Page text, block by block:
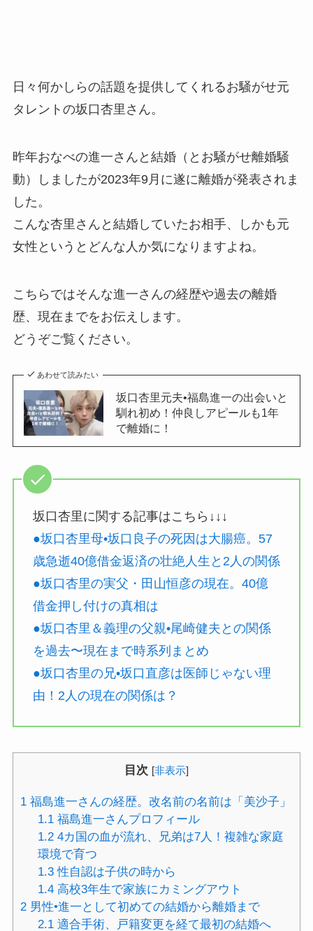
日々何かしらの話題を提供してくれるお騒がせ元
タレントの坂口杏里さん。
昨年おなべの進一さんと結婚（とお騒がせ離婚騒
動）しましたが2023年9月に遂に離婚が発表されま
した。
こんな杏里さんと結婚していたお相手、しかも元
女性というとどんな人か気になりますよね。
こちらではそんな進一さんの経歴や過去の離婚
歴、現在までをお伝えします。
どうぞご覧ください。
あわせて読みたい
坂口杏里元夫•福島進一の出会いと
馴れ初め！仲良しアピールも1年
で離婚に！
坂口杏里に関する記事はこちら↓↓↓
●坂口杏里母•坂口良子の死因は大腸癌。57
歳急逝40億借金返済の壮絶人生と2人の関係
●坂口杏里の実父・田山恒彦の現在。40億
借金押し付けの真相は
●坂口杏里＆義理の父親•尾崎健夫との関係
を過去〜現在まで時系列まとめ
●坂口杏里の兄•坂口直彦は医師じゃない理
由！2人の現在の関係は？
目次 [非表示]
1福島進一さんの経歴。改名前の名前は「美沙子」
1.1 福島進一さんプロフィール
1.2 4カ国の血が流れ、兄弟は7人！複雑な家庭
環境で育つ
1.3 性自認は子供の時から
1.4 高校3年生で家族にカミングアウト
2男性•進一として初めての結婚から離婚まで
2.1 適合手術、戸籍変更を経て最初の結婚へ